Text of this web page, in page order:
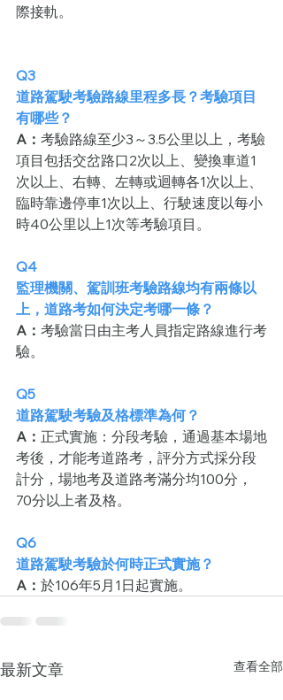
際接軌。
Q3
道路駕駛考驗路線里程多長？考驗項目
有哪些？
A： 考驗路線至少3～3.5公里以上，考驗
項目包括交岔路口2次以上、變換車道1
次以上、右轉、左轉或迴轉各1次以上、
臨時靠邊停車1次以上、行駛速度以每小
時40公里以上1次等考驗項目。
Q4
監理機關、駕訓班考驗路線均有兩條以
上，道路考如何決定考哪一條？
A： 考驗當日由主考人員指定路線進行考
驗。
Q5
道路駕駛考驗及格標準為何？
A： 正式實施：分段考驗，通過基本場地
考後，才能考道路考，評分方式採分段
計分，場地考及道路考滿分均100分，
70分以上者及格。
Q6
道路駕駛考驗於何時正式實施？
A： 於106年5月1日起實施。
最新文章 查看全部